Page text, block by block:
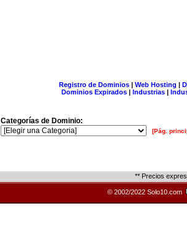
Registro de Dominios| Web Hosting |
Dominios Expirados | Industrias |
Categorías de Dominio:
[Pág.
** Precios
© 2002/2022 Solo10.com